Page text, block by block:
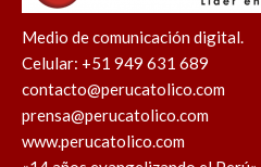
Medio de comunicación digital.
Celular: +51 949 631 689
contacto@perucatolico.com
prensa@perucatolico.com
www.perucatolico.com